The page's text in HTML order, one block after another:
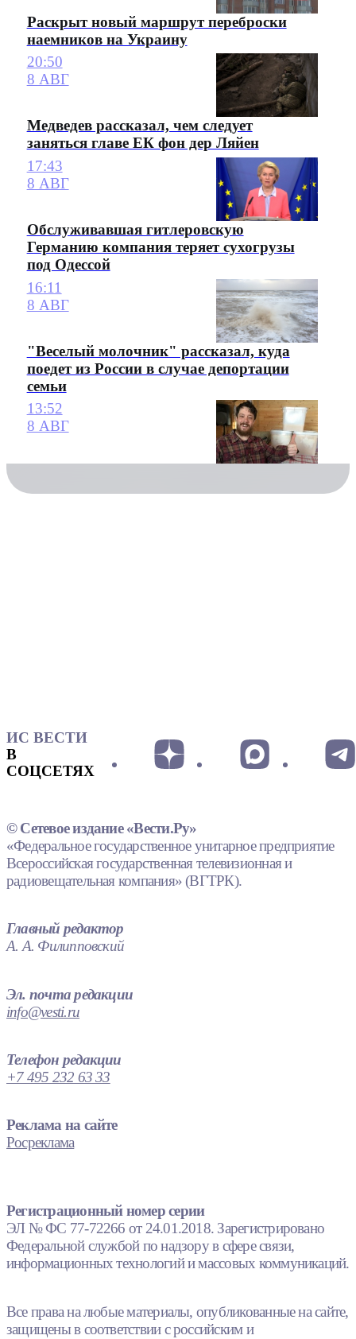
Раскрыт новый маршрут переброски
наемников на Украину
20:50
8 АВГ
Медведев рассказал, чем следует
заняться главе ЕК фон дер Ляйен
17:43
8 АВГ
Обслуживавшая гитлеровскую
Германию компания теряет сухогрузы
под Одессой
16:11
8 АВГ
"Веселый молочник" рассказал, куда
поедет из России в случае депортации
семьи
13:52
8 АВГ
ИС ВЕСТИ
В
СОЦСЕТЯХ
© Сетевое издание «Вести.Ру»
«Федеральное государственное унитарное предприятие
Всероссийская государственная телевизионная и
радиовещательная компания» (ВГТРК).
Главный редактор
А. А. Филипповский
Эл. почта редакции
info@vesti.ru
Телефон редакции
+7 495 232 63 33
Реклама на сайте
Росреклама
Регистрационный номер серии
ЭЛ № ФС 77-72266 от 24.01.2018. Зарегистрировано
Федеральной службой по надзору в сфере связи,
информационных технологий и массовых коммуникаций.
Все права на любые материалы, опубликованные на сайте,
защищены в соответствии с российским и